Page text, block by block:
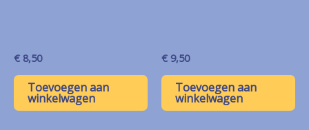
€ 8,50
Toevoegen aan
winkelwagen
€ 9,50
Toevoegen aan
winkelwagen